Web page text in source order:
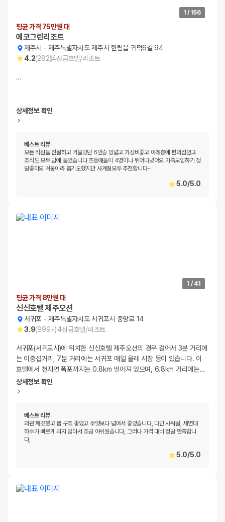
1 / 156
평균 가격 75만원 대
에코그린리조트
제주시 -제주특별자치도 제주시 한림읍 귀덕6길 94
4.2(282)4성급호텔/리조트
…
상세정보 확인
베스트 리뷰
모든 직원들 친절하고 머물렀던 6인승 방넓고 가성비좋고 아래층에 편의점있고
조식도 모두 맘에 들었습니다 초등애들이 4명이나 뛰어다녔어요 가족모임하기 정
말좋아요 겨울이라 춥기도했지만 사계절모두 추천합니다~
5.0/5.0
1 / 41
평균 가격 8만원 대
신신호텔 제주오션
서귀포 -제주특별자치도 서귀포시 중앙로 14
3.9(999+)4성급호텔/리조트
서귀포(서귀포시)에 위치한 신신호텔 제주오션의 경우 걸어서 3분 거리에
는 이중섭거리, 7분 거리에는 서귀포 매일 올레 시장 등이 있습니다. 이
호텔에서 천지연 폭포까지는 0.8km 떨어져 있으며, 6.8km 거리에는…
상세정보 확인
베스트 리뷰
외관 깨끗했고 룸 구조 좋았고 무엇보다 넓어서 좋았습니다, 다만 샤워실, 세면대
하수가 빠르게 되지 않아서 조금 아쉬웠습니다, 그러나 가격 대비 정말 만족합니
다,
5.0/5.0